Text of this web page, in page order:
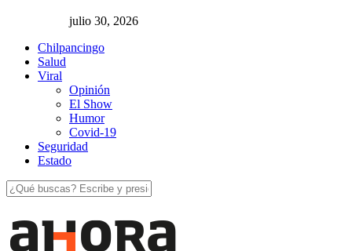
julio 30, 2026
Chilpancingo
Salud
Viral
Opinión
El Show
Humor
Covid-19
Seguridad
Estado